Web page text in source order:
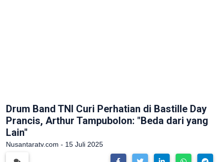
Drum Band TNI Curi Perhatian di Bastille Day
Prancis, Arthur Tampubolon: "Beda dari yang
Lain"
Nusantaratv.com - 15 Juli 2025